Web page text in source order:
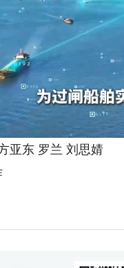
东 罗兰 刘思婧